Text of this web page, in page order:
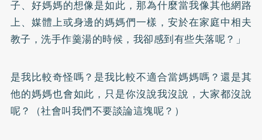
子、好媽媽的想像是如此，那為什麼當我像其他網路
上、媒體上或身邊的媽媽們一樣，安於在家庭中相夫
教子，洗手作羹湯的時候，我卻感到有些失落呢？」
是我比較奇怪嗎？是我比較不適合當媽媽嗎？還是其
他的媽媽也會如此，只是你沒說我沒說，大家都沒說
呢？（社會叫我們不要談論這塊呢？）